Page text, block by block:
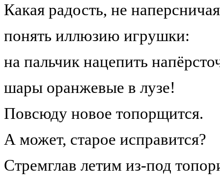
Какая радость, не
понять иллюзию игрушки:
на пальчик нацепить
шары оранжевые в лузе!
Повсюду новое топорщится.
А может, старое исправится?
Стремглав летим из-под